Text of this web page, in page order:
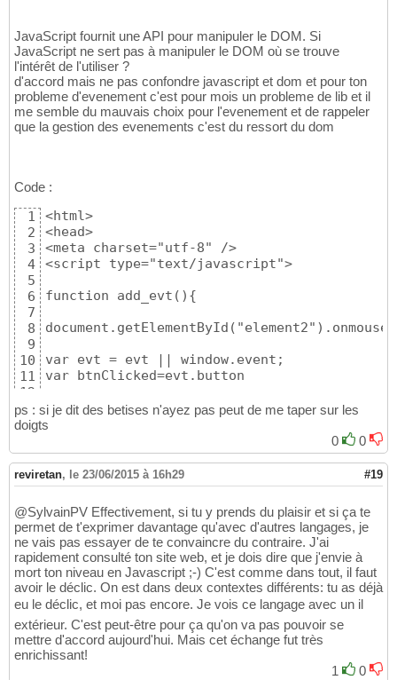
JavaScript fournit une API pour manipuler le DOM. Si
JavaScript ne sert pas à manipuler le DOM où se trouve
l'intérêt de l'utiliser ?
d'accord mais ne pas confondre javascript et dom et pour ton
probleme d'evenement c'est pour mois un probleme de lib et il
me semble du mauvais choix pour l'evenement et de rappeler
que la gestion des evenements c'est du ressort du dom
Code :
1
2
3
4
5
6
7
8
9
10
11
12
13
14
16
17
18
19
20
21
22
23
24
25
27
28
29
<html>
<head>
<meta charset="utf-8" />
<script type="text/javascript">
function add_evt(){
var evt = evt || window.event;
var btnClicked=evt.button
switch (btnClicked) {
	case 0:  alert('Left Mouse pressed.');   break;
	case 2:  alert('Right Mouse pressed.');  break;
	default: alert('You have a strange Mouse!');
		}
	}
}
(typeof window.addEventListener ==
</script>
</head>
<body>
<div id="element2"
</body>
</html>
ps : si je dit des betises n'ayez pas peut de me taper sur les
doigts
0
0
reviretan, le 23/06/2015 à 16h29 #19
@SylvainPV Effectivement, si tu y prends du plaisir et si ça te
permet de t'exprimer davantage qu'avec d'autres langages, je
ne vais pas essayer de te convaincre du contraire. J'ai
rapidement consulté ton site web, et je dois dire que j'envie à
mort ton niveau en Javascript ;-) C'est comme dans tout, il faut
avoir le déclic. On est dans deux contextes différents: tu as déjà
eu le déclic, et moi pas encore. Je vois ce langage avec un il
extérieur. C'est peut-être pour ça qu'on va pas pouvoir se
mettre d'accord aujourd'hui. Mais cet échange fut très
enrichissant!
1
0